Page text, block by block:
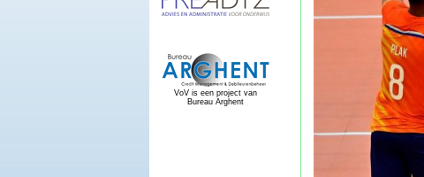
VoV is een project van
Bureau Arghent